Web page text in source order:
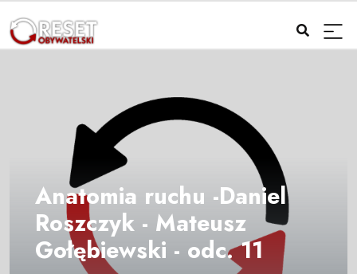
Anatomia ruchu -Daniel
Roszczyk - Mateusz
Gołębiewski - odc. 11